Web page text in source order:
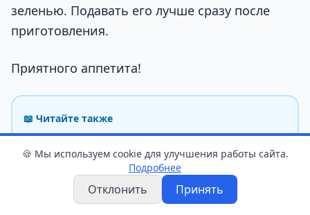
зеленью. Подавать его лучше сразу после
приготовления.
Приятного аппетита!
📖 Читайте также
Такая капуста с помидорами станет вашей
любимой закуской
🍪 Мы используем cookie для улучшения работы сайта.
Подробнее
Отклонить Принять